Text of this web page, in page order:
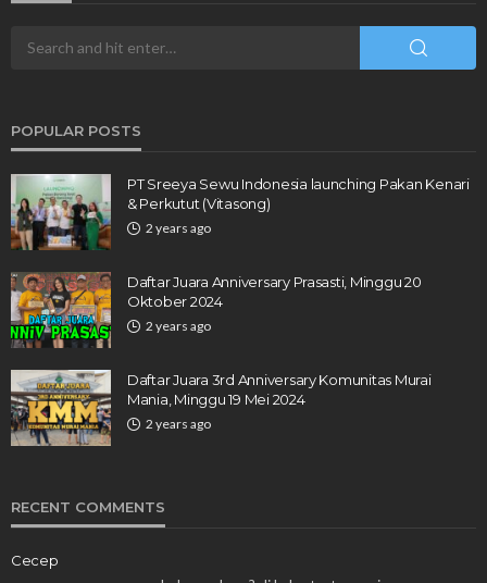
POPULAR POSTS
PT Sreeya Sewu Indonesia launching Pakan Kenari
& Perkutut (Vitasong)
2 years ago
Daftar Juara Anniversary Prasasti, Minggu 20
Oktober 2024
2 years ago
Daftar Juara 3rd Anniversary Komunitas Murai
Mania, Minggu 19 Mei 2024
2 years ago
RECENT COMMENTS
Cecep